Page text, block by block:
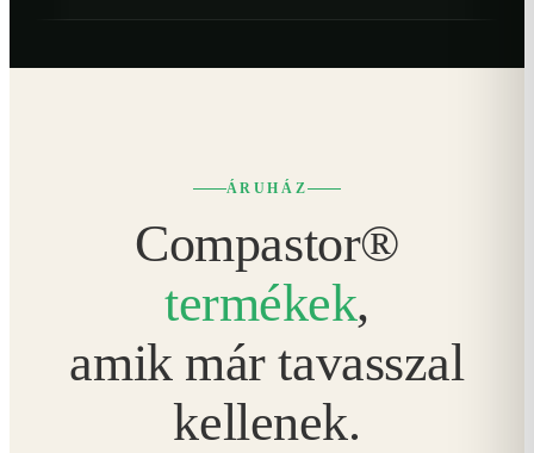
ÁRUHÁZ
Compastor®
termékek,
amik már tavasszal
kellenek.